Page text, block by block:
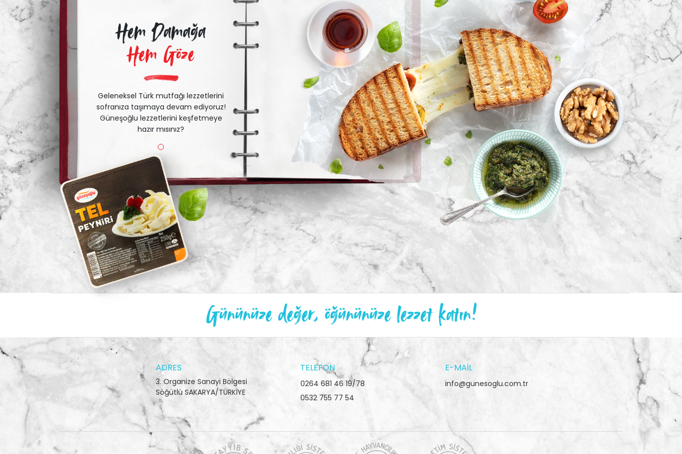
Hem Damağa
Hem Göze
Geleneksel Türk mutfağı lezzetlerini
sofranıza taşımaya devam ediyoruz!
Güneşoğlu lezzetlerini keşfetmeye
hazır mısınız?
Gününüze değer, öğününüze lezzet katın!
ADRES
3. Organize Sanayi Bölgesi
Söğütlü SAKARYA/TÜRKİYE
TELEFON
0264 681 46 19/78
0532 755 77 54
E-MAIL
info@gunesoglu.com.tr